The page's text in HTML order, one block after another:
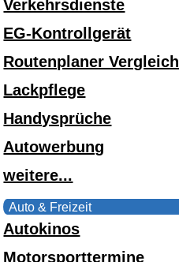
Verkehrsdienste
EG-Kontrollgerät
Routenplaner Vergleich
Lackpflege
Handysprüche
Autowerbung
weitere...
Auto & Freizeit
Autokinos
Motorsporttermine